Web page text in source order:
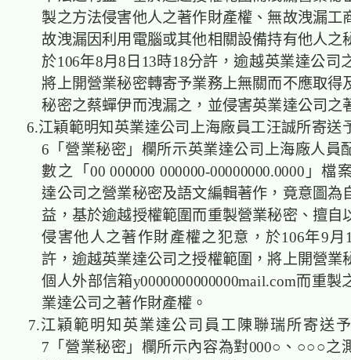
製之方法侵害他人之著作財產權、無故洩漏工
故洩漏因利用電腦或其他相關設備持有他人之
於106年8月8日13時18分許，逾越英業達公司
將上開營業秘密轉寄予業務上無關而不應取得
秘密之蔡蟬伊而洩漏之，並侵害英業達公司之
6.江穎範明知英業達公司上海廠員工汪誠所寄送
6「營業秘密」欄所示英業達公司上海廠人員
數之「00 000000 000000-00000000.0000」檔
達公司之營業秘密及語文編輯著作，竟意圖為
益，基於逾越授權範圍而重製營業秘密、擅自
侵害他人之著作財產權之犯意，於106年9月
許，逾越英業達公司之授權範圍，將上開營業
個人外部信箱y0000000000000mail.com而重製
業達公司之著作財產權。
7.江穎範明知英業達公司員工陳聯瑞所寄送
7「營業秘密」欄所示內容為對000○、○○○之